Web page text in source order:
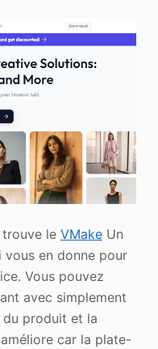
le VMakeUn
vous en donne pour
Vous pouvez
avec simplement
du produit et la
car la plate-